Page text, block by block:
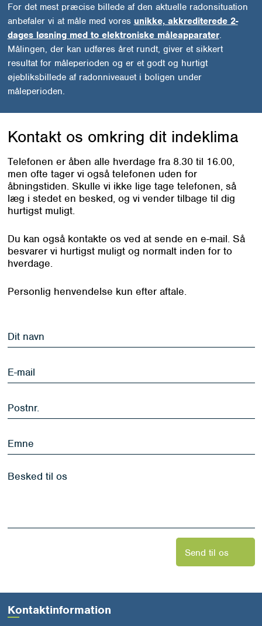
For det mest præcise billede af den aktuelle radonsituation
anbefaler vi at måle med vores unikke, akkrediterede 2-
dages løsning med to elektroniske måleapparater.
Målingen, der kan udføres året rundt, giver et sikkert
resultat for måleperioden og er et godt og hurtigt
øjebliksbillede af radonniveauet i boligen under
måleperioden.
Kontakt os omkring dit indeklima
Telefonen er åben alle hverdage fra 8.30 til 16.00,
men ofte tager vi også telefonen uden for
åbningstiden. Skulle vi ikke lige tage telefonen, så
læg i stedet en besked, og vi vender tilbage til dig
hurtigst muligt.
Du kan også kontakte os ved at sende en e-mail. Så
besvarer vi hurtigst muligt og normalt inden for to
hverdage.
Personlig henvendelse kun efter aftale.
navn
mail
*
Besked
Send til os
Kontaktinformation